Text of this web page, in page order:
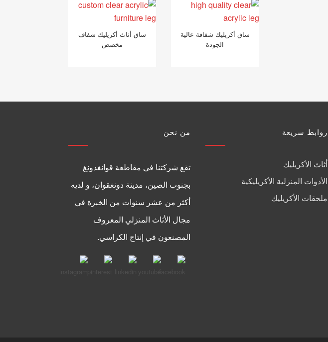
ساق أثاث أكريليك شفاف
مخصص
ساق أكريليك شفافة عالية
الجودة
من نحن
تقع شركتنا في مقاطعة قوانغدونغ
بجنوب الصين، مدينة دونغقوان، و لديه
أكثر من عشر سنوات من الخبرة في
مجال الأثاث المنزلي المعروف
المصنعون في إنتاج الكراسي.
روابط سريعة
أثاث الأكريليك
الأدوات المنزلية الأكريليكية
ملحقات الأكريليك